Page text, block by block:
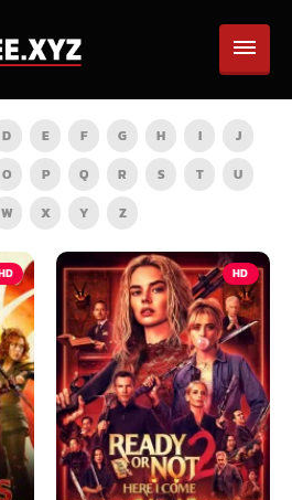
D E F G H I
J
O P Q R S T
U
W X Y Z
HD